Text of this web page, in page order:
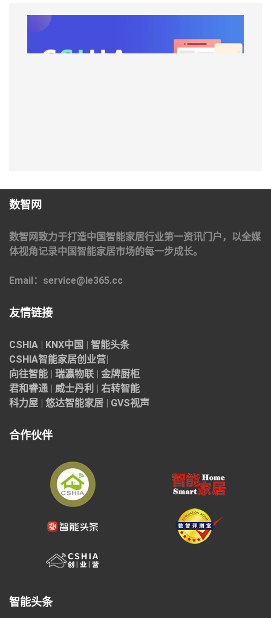
数智网
数智网致力于打造中国智能家居行业第一资讯门户，以全媒
体视角记录中国智能家居市场的每一步成长。
Email：service@le365.cc
友情链接
CSHIA KNX中国
智能头条
CSHIA智能家居创业营
向往智能
瑞瀛物联
金牌厨柜
君和睿通
威士丹利
右转智能
科力屋
悠达智能家居 GVS视声
合作伙伴
智能头条